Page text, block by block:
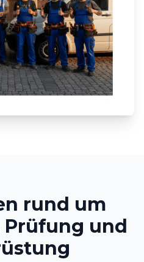
rund um
und